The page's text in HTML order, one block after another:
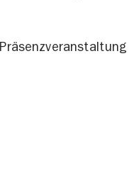
Präsenzveranstaltung